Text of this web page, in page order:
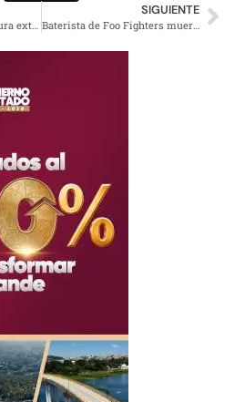
SIGUIENTE
Baterista de Foo Fighters muere en plena gira por Colombia